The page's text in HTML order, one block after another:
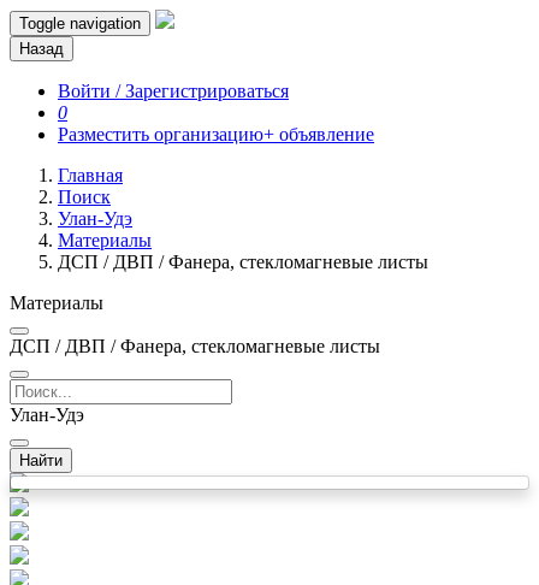
Toggle navigation
Назад
Войти / Зарегистрироваться
0
Разместить организацию+ объявление
Главная
Поиск
Улан-Удэ
Материалы
ДСП / ДВП / Фанера, стекломагневые листы
Материалы
ДСП / ДВП / Фанера, стекломагневые листы
Улан-Удэ
Найти